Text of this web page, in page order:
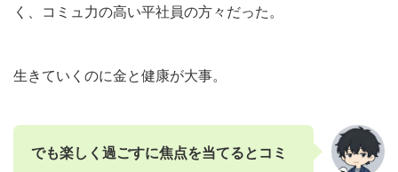
く、コミュ力の高い平社員の方々だった。
生きていくのに金と健康が大事。
でも楽しく過ごすに焦点を当てるとコミ